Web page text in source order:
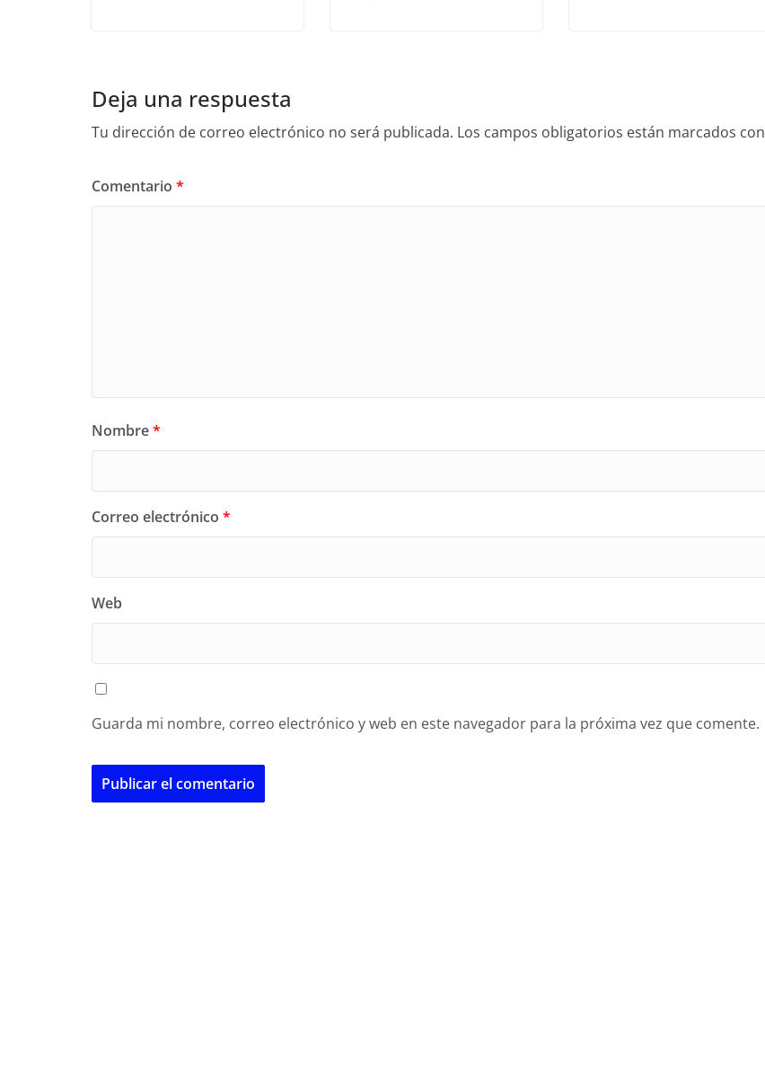
Deja una respuesta
Tu dirección de correo electrónico no será publicada. Los campos obligatorios están marcados con
Comentario *
Nombre*
Correo electrónico *
Web
Guarda mi nombre, correo electrónico y web en este navegador para la próxima vez que comente.